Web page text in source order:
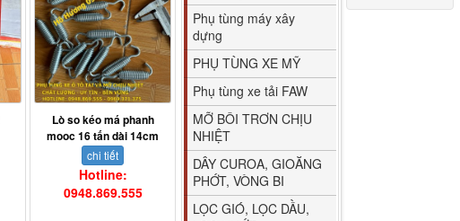
Lò so kéo má phanh
mooc 16 tấn dài 14cm
chi tiết
Hotline:
0948.869.555
Phụ tùng máy xây
dựng
PHỤ TÙNG XE MỸ
Phụ tùng xe tải FAW
MỠ BÔI TRƠN CHỊU
NHIỆT
DÂY CUROA, GIOĂNG
PHỚT, VÒNG BI
LỌC GIÓ, LỌC DẦU,